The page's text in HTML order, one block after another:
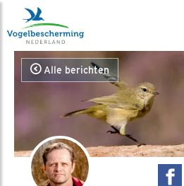
Alle berichten